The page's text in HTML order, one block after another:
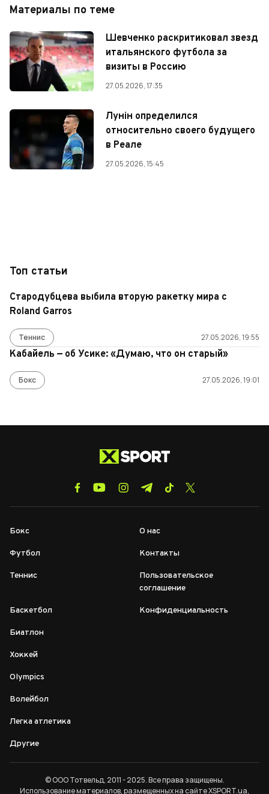
Материалы по теме
Шевченко раскритиковал звезд
итальянского футбола за
визиты в Россию
27.05.2026, 17:35
Лунін определился
относительно своего будущего
в Реале
27.05.2026, 15:45
Топ статьи
Стародубцева выбила вторую ракетку мира с
Roland Garros
Теннис 27.05.2026, 19:55
Кабайель — об Усике: «Думаю, что он старый»
Бокс 27.05.2026, 19:01
Бокс
Футбол
Теннис
Баскетбол
Биатлон
Хоккей
Olympics
Волейбол
Легка атлетика
Другие
О нас
Контакты
Пользовательское
соглашение
Конфиденциальность
© ООО Тотвельд, 2011 - 2025. Все права защищены.
Использование материалов, размещенных на сайте XSPORT.ua,